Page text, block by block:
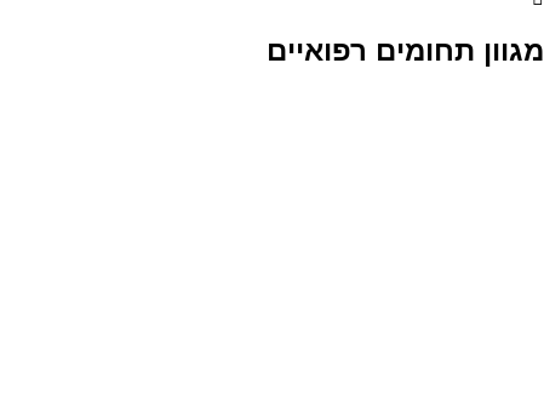
מגוון תחומים רפואיים